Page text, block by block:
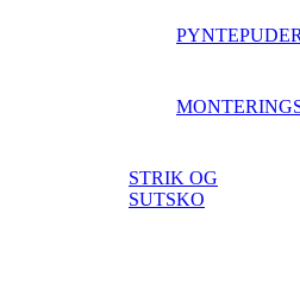
STRIK OG
SUTSKO